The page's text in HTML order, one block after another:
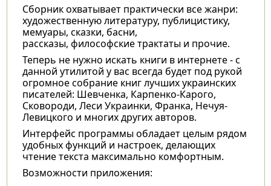
Сборник охватывает практически все жанри:
художественную литературу, публицистику,
мемуары, сказки, басни,
рассказы, философские трактаты и прочие.
Теперь не нужно искать книги в интернете - с
данной утилитой у вас всегда будет под рукой
огромное собрание книг лучших украинских
писателей: Шевченка, Карпенко-Карого,
Сковороди, Леси Украинки, Франка, Нечуя-
Левицкого и многих других авторов.
Интерфейс программы обладает целым рядом
удобных функций и настроек, делающих
чтение текста максимально комфортным.
Возможности приложения: